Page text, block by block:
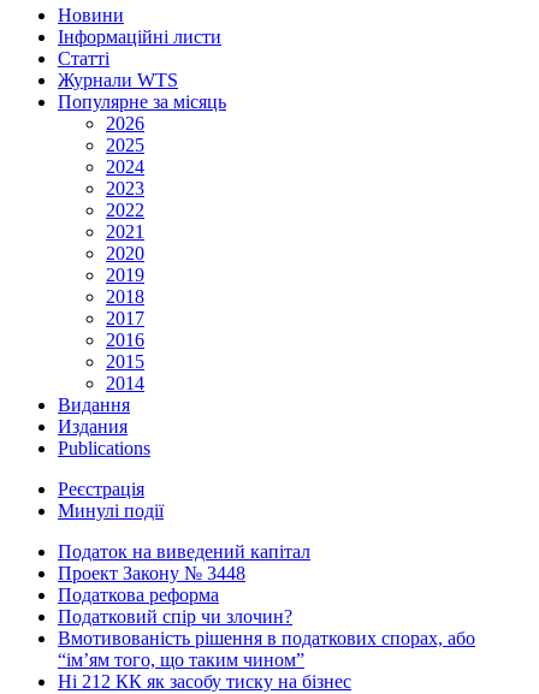
Новини
Інформаційні листи
Статті
Журнали WTS
Популярне за місяць
2026
2025
2024
2023
2022
2021
2020
2019
2018
2017
2016
2015
2014
Видання
Издания
Publications
Реєстрація
Минулі події
Податок на виведений капітал
Проект Закону № 3448
Податкова реформа
Податковий спір чи злочин?
Вмотивованість рішення в податкових спорах, або
“ім’ям того, що таким чином”
Ні 212 КК як засобу тиску на бізнес